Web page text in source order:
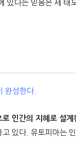
있다는 믿음은 세 태
완성한다.
로 인간의 지혜로 설
고 있다. 유토피아는